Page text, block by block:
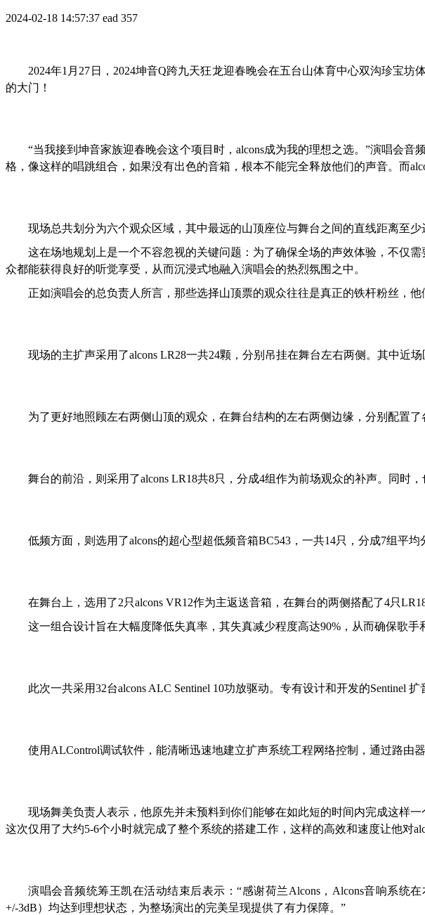
2024-02-18 14:57:37 ead 357
2024年1月27日，2024坤音Q跨九天狂龙迎春晚会在五台山体育中心双沟珍宝
的大门！
“当我接到坤音家族迎春晚会这个项目时，alcons成为我的理想之选。”演唱会
格，像这样的唱跳组合，如果没有出色的音箱，根本不能完全释放他们的声音。而
现场总共划分为六个观众区域，其中最远的山顶座位与舞台之间的直线距离至
这在场地规划上是一个不容忽视的关键问题：为了确保全场的声效体验，不仅
众都能获得良好的听觉享受，从而沉浸式地融入演唱会的热烈氛围之中。
正如演唱会的总负责人所言，那些选择山顶票的观众往往是真正的铁杆粉丝，他
现场的主扩声采用了alcons LR28一共24颗，分别吊挂在舞台左右两侧。其中近
为了更好地照顾左右两侧山顶的观众，在舞台结构的左右两侧边缘，分别配置了
舞台的前沿，则采用了alcons LR18共8只，分成4组作为前场观众的补声。同时，
低频方面，则选用了alcons的超心型超低频音箱BC543，一共14只，分成7组平
在舞台上，选用了2只alcons VR12作为主返送音箱，在舞台的两侧搭配了4只
这一组合设计旨在大幅度降低失真率，其失真减少程度高达90%，从而确保歌
此次一共采用32台alcons ALC Sentinel 10功放驱动。专有设计和开发的Sentinel
使用ALControl调试软件，能清晰迅速地建立扩声系统工程网络控制，通过路由
现场舞美负责人表示，他原先并未预料到你们能够在如此短的时间内完成这样
这次仅用了大约5-6个小时就完成了整个系统的搭建工作，这样的高效和速度让他对
演唱会音频统筹王凯在活动结束后表示：“感谢荷兰Alcons，Alcons音响系统
+/-3dB）均达到理想状态，为整场演出的完美呈现提供了有力保障。”